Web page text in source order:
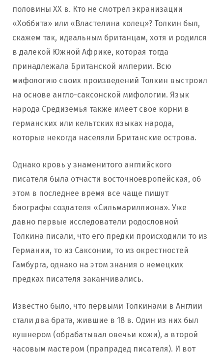
половины ХХ в. Кто не смотрел экранизации
«Хоббита» или «Властелина колец»? Толкин был,
скажем так, идеальным британцам, хотя и родился
в далекой Южной Африке, которая тогда
принадлежала Британской империи. Всю
мифологию своих произведений Толкин выстроил
на основе англо-саксонской мифологии. Язык
народа Средиземья также имеет свое корни в
германских или кельтских языках народа,
которые некогда населяли Британские острова.
Однако кровь у знаменитого английского
писателя была отчасти восточноевропейская, об
этом в последнее время все чаще пишут
биографы создателя «Сильмариллиона». Уже
давно первые исследователи родословной
Толкина писали, что его предки происходили то из
Германии, то из Саксонии, то из окрестностей
Гамбурга, однако на этом знания о немецких
предках писателя заканчивались.
Известно было, что первыми Толкинами в Англии
стали два брата, жившие в 18 в. Один из них был
кушнером (обрабатывал овечьи кожи), а второй
часовым мастером (прапрадед писателя). И вот